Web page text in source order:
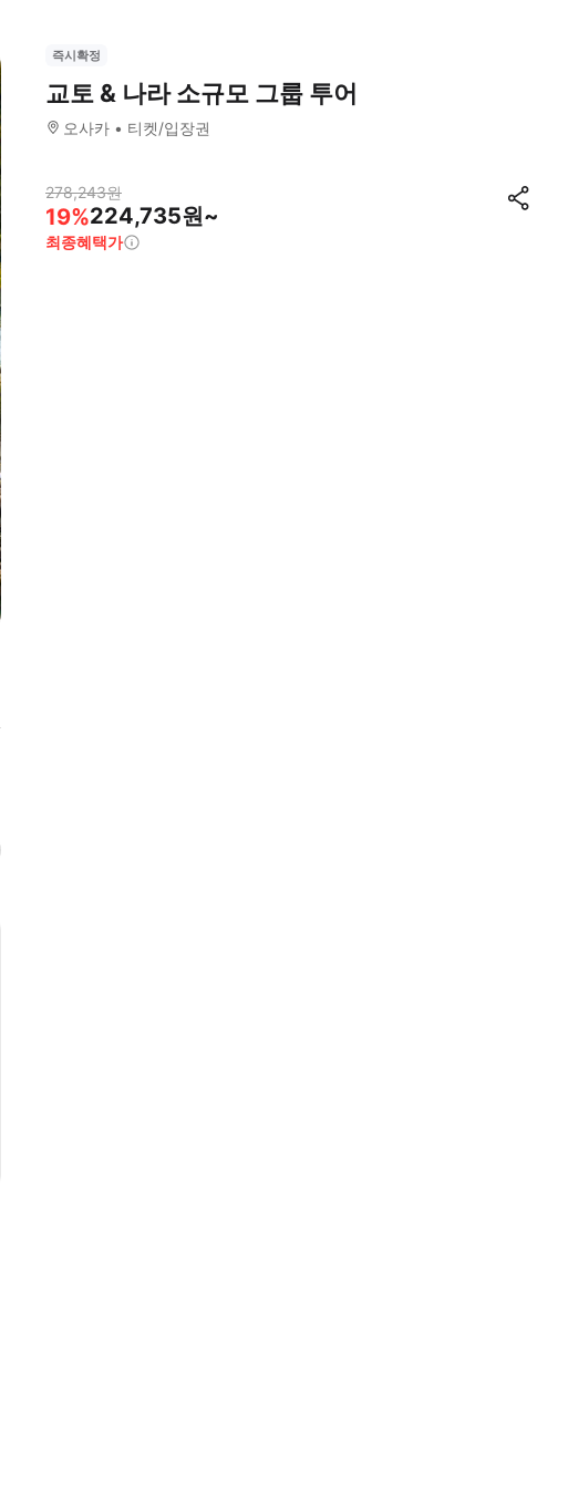
즉시확정
교토 & 나라 소규모 그룹 투어
오사카 티켓/입장권
278,243원
19%224,735원~
최종혜택가